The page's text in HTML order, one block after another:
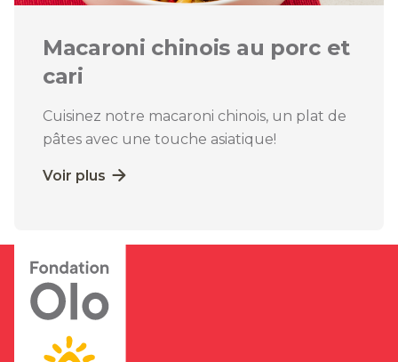
Macaroni chinois au porc et
cari
Cuisinez notre macaroni chinois, un plat de
pâtes avec une touche asiatique!
Voir plus